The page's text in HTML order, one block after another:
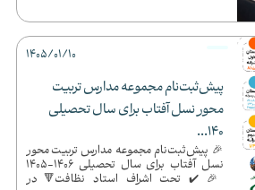
پیش‌ثبت‌نام مجموعه مدارس تربیت
محور نسل آفتاب برای سال تحصیلی
140...
🎉 پیش‌ثبت‌نام مجموعه مدارس تربیت محور
نسل آفتاب برای سال تحصیلی 1406-1405
🎉 ✔️ تحت اشراف استاد نظافت🔻در
1405/01/10